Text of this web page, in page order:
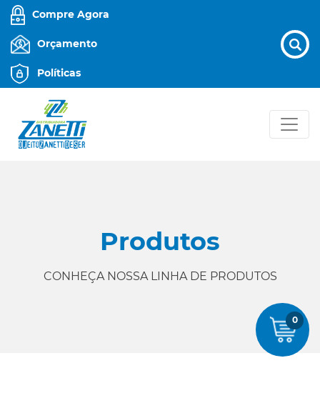
Compre Agora
Orçamento
Políticas
Produtos
CONHEÇA NOSSA LINHA DE PRODUTOS
0